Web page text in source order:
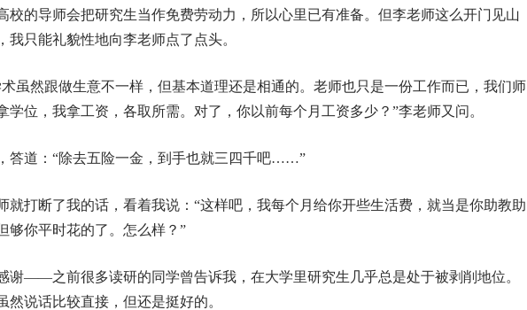
校的导师会把研究生当作免费劳动力，所以心里已有准备。但李老师这么开门见山
我只能礼貌性地向李老师点了点头。
虽然跟做生意不一样，但基本道理还是相通的。老师也只是一份工作而已，我们师
学位，我拿工资，各取所需。对了，你以前每个月工资多少？”李老师又问。
答道：“除去五险一金，到手也就三四千吧……”
就打断了我的话，看着我说：“这样吧，我每个月给你开些生活费，就当是你助教助
够你平时花的了。怎么样？”
谢——之前很多读研的同学曾告诉我，在大学里研究生几乎总是处于被剥削地位。
然说话比较直接，但还是挺好的。